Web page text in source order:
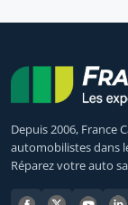
Depuis 2006, France
automobilistes dans
Réparez votre auto